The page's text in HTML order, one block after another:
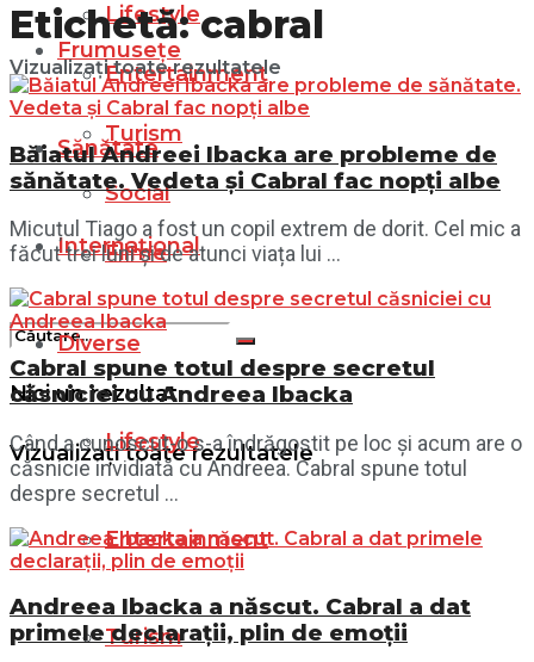
Lifestyle
Entertainment
Turism
Social
Filme
Nici un rezultat
Vizualizați toate rezultatele
Frumusețe
Sănătate
Internațional
Diverse
Lifestyle
Entertainment
Turism
Vizualizați toate rezultatele
Etichetă:cabral
Băiatul Andreei Ibacka are probleme de
sănătate. Vedeta și Cabral fac nopți albe
Micuțul Tiago a fost un copil extrem de dorit. Cel mic a
făcut trei luni și de atunci viața lui ...
Cabral spune totul despre secretul
căsniciei cu Andreea Ibacka
Când a cunoscut-o s-a îndrăgostit pe loc și acum are o
căsnicie invidiată cu Andreea. Cabral spune totul
despre secretul ...
Andreea Ibacka a născut. Cabral a dat
primele declarații, plin de emoții